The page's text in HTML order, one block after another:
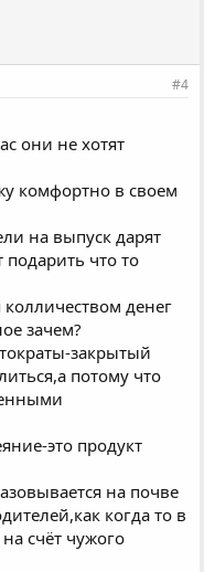
#4
они не хотят
комфортно в своем
на выпуск дарят
что то
колличеством денег
зачем?
закрытый
потому что
это продукт
на почве
когда то в
счёт чужого